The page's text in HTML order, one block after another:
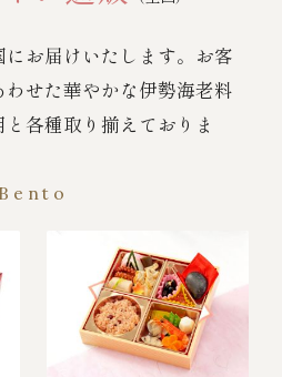
お届けいたします。お客
せた華やかな伊勢海老料
各種取り揃えておりま
Bento